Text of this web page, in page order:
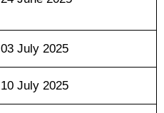
03 July 2025
10 July 2025